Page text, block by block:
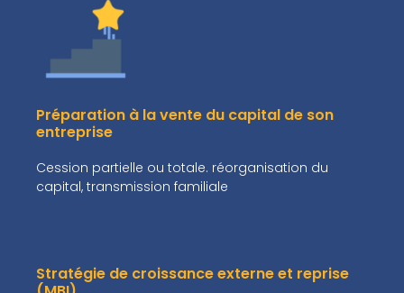
Préparation à la vente du capital de son
entreprise
Cession partielle ou totale. réorganisation du
capital, transmission familiale
Stratégie de croissance externe et reprise